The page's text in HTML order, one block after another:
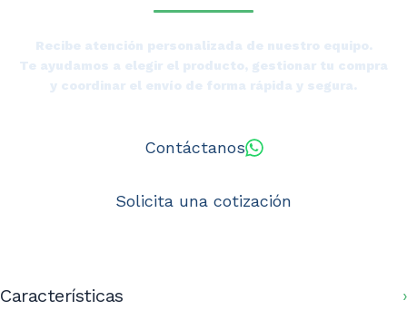
Recibe atención personalizada de nuestro equipo.
Te ayudamos a elegir el producto, gestionar tu compra
y coordinar el envío de forma rápida y segura.
Contáctanos
Solicita una cotización
Características